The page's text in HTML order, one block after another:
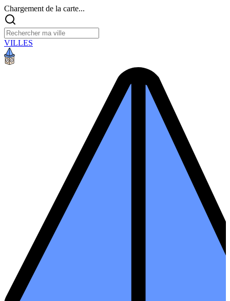
Chargement de la carte...
VILLES